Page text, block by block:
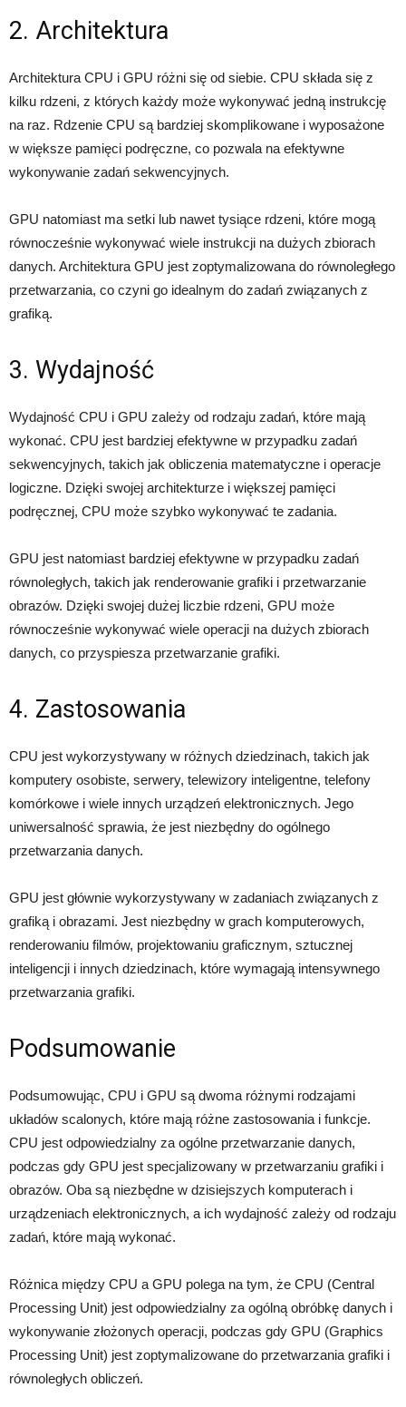
2. Architektura
Architektura CPU i GPU różni się od siebie. CPU składa się z
kilku rdzeni, z których każdy może wykonywać jedną instrukcję
na raz. Rdzenie CPU są bardziej skomplikowane i wyposażone
w większe pamięci podręczne, co pozwala na efektywne
wykonywanie zadań sekwencyjnych.
GPU natomiast ma setki lub nawet tysiące rdzeni, które mogą
równocześnie wykonywać wiele instrukcji na dużych zbiorach
danych. Architektura GPU jest zoptymalizowana do równoległego
przetwarzania, co czyni go idealnym do zadań związanych z
grafiką.
3. Wydajność
Wydajność CPU i GPU zależy od rodzaju zadań, które mają
wykonać. CPU jest bardziej efektywne w przypadku zadań
sekwencyjnych, takich jak obliczenia matematyczne i operacje
logiczne. Dzięki swojej architekturze i większej pamięci
podręcznej, CPU może szybko wykonywać te zadania.
GPU jest natomiast bardziej efektywne w przypadku zadań
równoległych, takich jak renderowanie grafiki i przetwarzanie
obrazów. Dzięki swojej dużej liczbie rdzeni, GPU może
równocześnie wykonywać wiele operacji na dużych zbiorach
danych, co przyspiesza przetwarzanie grafiki.
4. Zastosowania
CPU jest wykorzystywany w różnych dziedzinach, takich jak
komputery osobiste, serwery, telewizory inteligentne, telefony
komórkowe i wiele innych urządzeń elektronicznych. Jego
uniwersalność sprawia, że jest niezbędny do ogólnego
przetwarzania danych.
GPU jest głównie wykorzystywany w zadaniach związanych z
grafiką i obrazami. Jest niezbędny w grach komputerowych,
renderowaniu filmów, projektowaniu graficznym, sztucznej
inteligencji i innych dziedzinach, które wymagają intensywnego
przetwarzania grafiki.
Podsumowanie
Podsumowując, CPU i GPU są dwoma różnymi rodzajami
układów scalonych, które mają różne zastosowania i funkcje.
CPU jest odpowiedzialny za ogólne przetwarzanie danych,
podczas gdy GPU jest specjalizowany w przetwarzaniu grafiki i
obrazów. Oba są niezbędne w dzisiejszych komputerach i
urządzeniach elektronicznych, a ich wydajność zależy od rodzaju
zadań, które mają wykonać.
Różnica między CPU a GPU polega na tym, że CPU (Central
Processing Unit) jest odpowiedzialny za ogólną obróbkę danych i
wykonywanie złożonych operacji, podczas gdy GPU (Graphics
Processing Unit) jest zoptymalizowane do przetwarzania grafiki i
równoległych obliczeń.